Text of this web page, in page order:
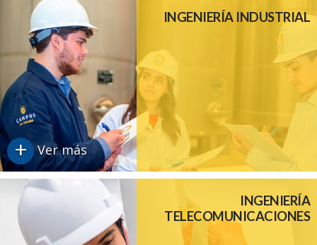
INGENIERÍA INDUSTRIAL
+ Ver más
INGENIERÍA
TELECOMUNICACIONES